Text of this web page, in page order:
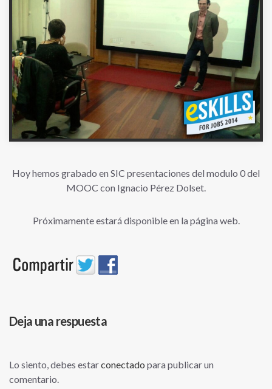
Hoy hemos grabado en SIC presentaciones del modulo 0 del
MOOC con Ignacio Pérez Dolset.
Próximamente estará disponible en la página web.
Deja una respuesta
Lo siento, debes estarconectado para publicar un
comentario.